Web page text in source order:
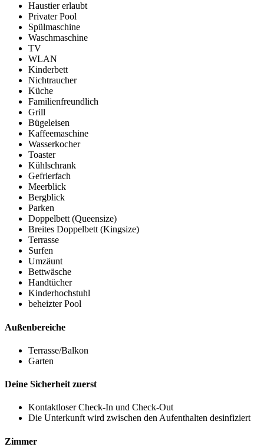
Haustier erlaubt
Privater Pool
Spülmaschine
Waschmaschine
TV
WLAN
Kinderbett
Nichtraucher
Küche
Familienfreundlich
Grill
Bügeleisen
Kaffeemaschine
Wasserkocher
Toaster
Kühlschrank
Gefrierfach
Meerblick
Bergblick
Parken
Doppelbett (Queensize)
Breites Doppelbett (Kingsize)
Terrasse
Surfen
Umzäunt
Bettwäsche
Handtücher
Kinderhochstuhl
beheizter Pool
Außenbereiche
Terrasse/Balkon
Garten
Deine Sicherheit zuerst
Kontaktloser Check-In und Check-Out
Die Unterkunft wird zwischen den Aufenthalten desinfiziert
Zimmer